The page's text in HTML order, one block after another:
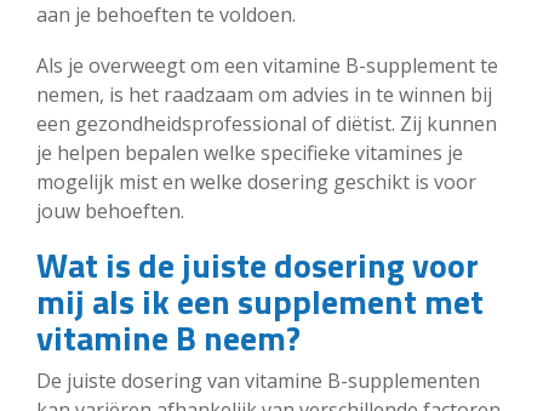
aan je behoeften te voldoen.
Als je overweegt om een vitamine B-supplement te
nemen, is het raadzaam om advies in te winnen bij
een gezondheidsprofessional of diëtist. Zij kunnen
je helpen bepalen welke specifieke vitamines je
mogelijk mist en welke dosering geschikt is voor
jouw behoeften.
Wat is de juiste dosering voor
mij als ik een supplement met
vitamine B neem?
De juiste dosering van vitamine B-supplementen